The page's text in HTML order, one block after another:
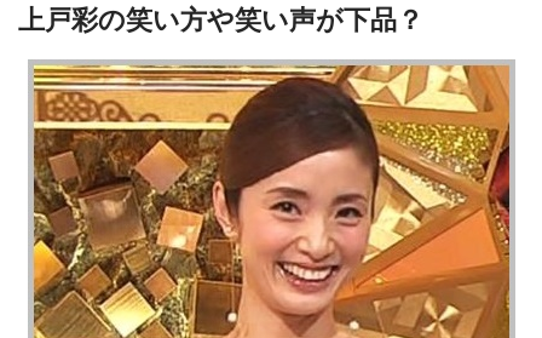
上戸彩の笑い方や笑い声が下品？